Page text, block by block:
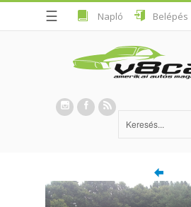
☰ Napló Belépés